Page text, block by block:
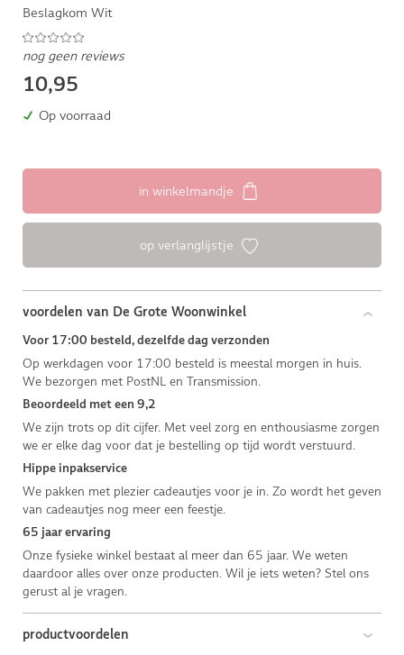
Beslagkom Wit
nog geen reviews
10,95
Op voorraad
in winkelmandje
op verlanglijstje
voordelen van De Grote Woonwinkel
Voor 17:00 besteld, dezelfde dag verzonden
Op werkdagen voor 17:00 besteld is meestal morgen in huis.
We bezorgen met PostNL en Transmission.
Beoordeeld met een 9,2
We zijn trots op dit cijfer. Met veel zorg en enthousiasme zorgen
we er elke dag voor dat je bestelling op tijd wordt verstuurd.
Hippe inpakservice
We pakken met plezier cadeautjes voor je in. Zo wordt het geven
van cadeautjes nog meer een feestje.
65 jaar ervaring
Onze fysieke winkel bestaat al meer dan 65 jaar. We weten
daardoor alles over onze producten. Wil je iets weten? Stel ons
gerust al je vragen.
productvoordelen